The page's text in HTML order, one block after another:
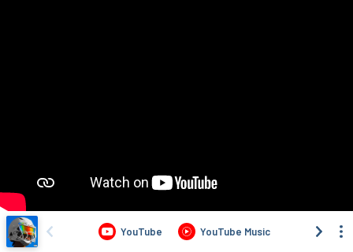
YouTube YouTube Music